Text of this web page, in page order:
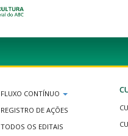
FLUXO CONTÍNUO
REGISTRO DE AÇÕES
TODOS OS EDITAIS